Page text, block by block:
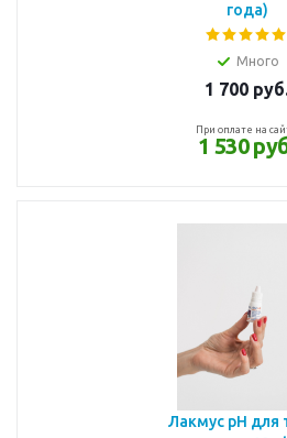
года)
Много
1 700
При оплате на
1 530
Лакмус pH для